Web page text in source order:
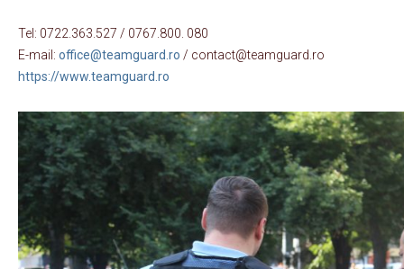
Tel: 0722.363.527 / 0767.800. 080
E-mail: office@teamguard.ro / contact@teamguard.ro
https://www.teamguard.ro